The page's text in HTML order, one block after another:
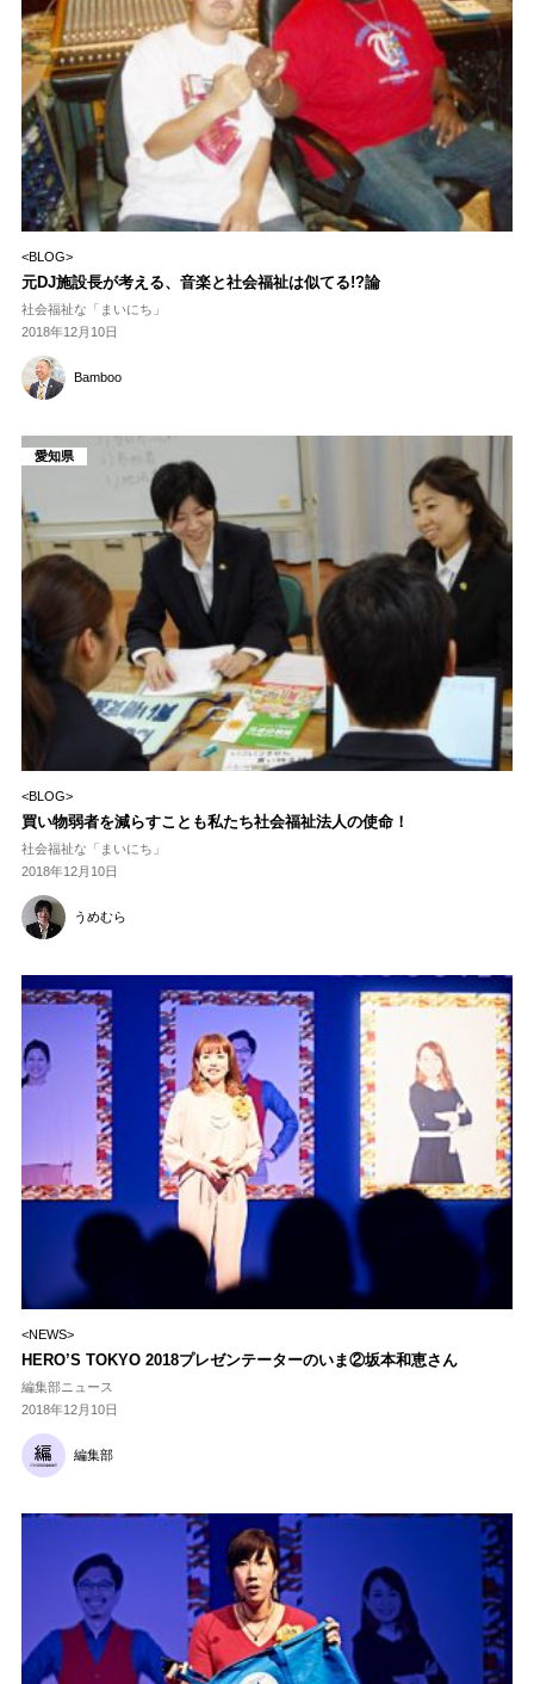
<BLOG>
元DJ施設長が考える、音楽と社会福祉は似てる!?論
社会福祉な「まいにち」
2018年12月10日
Bamboo
愛知県
<BLOG>
買い物弱者を減らすことも私たち社会福祉法人の使命！
社会福祉な「まいにち」
2018年12月10日
うめむら
<NEWS>
HERO’S TOKYO 2018プレゼンテーターのいま②坂本和恵さん
編集部ニュース
2018年12月10日
編集部